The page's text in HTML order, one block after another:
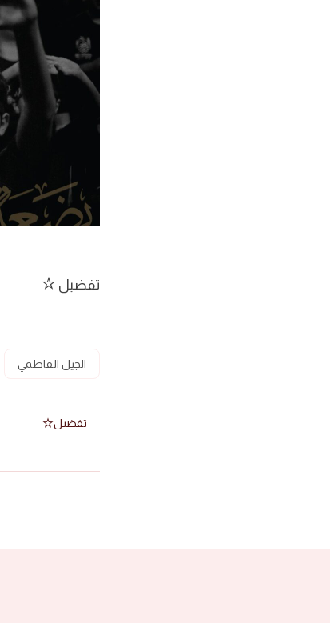
تفضيل
الجيل الفاطمي
تفضيل